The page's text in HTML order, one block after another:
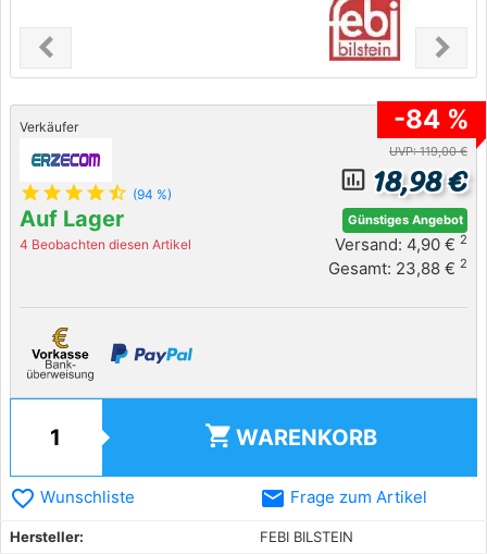
chevron_leftPrevious chevron_right
Next
Verkäufer
star star star star star_half (94 %)
Auf Lager
4 Beobachten diesen Artikel
-84 %
UVP: 119,00 €
insert_chart_outlined 18,98 €
Günstiges Angebot
Versand: 4,90 € 2
Gesamt: 23,88 € 2
shopping_cart WARENKORB
favorite_border Wunschliste email Frage zum Artikel
Hersteller:
FEBI BILSTEIN